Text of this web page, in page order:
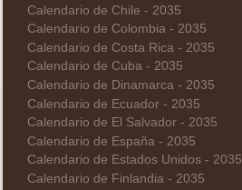
Calendario de Chile - 2035
Calendario de Colombia - 2035
Calendario de Costa Rica - 2035
Calendario de Cuba - 2035
Calendario de Dinamarca - 2035
Calendario de Ecuador - 2035
Calendario de El Salvador - 2035
Calendario de España - 2035
Calendario de Estados Unidos - 2035
Calendario de Finlandia - 2035